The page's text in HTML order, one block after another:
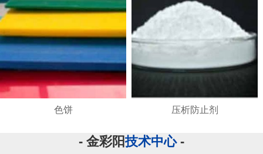
色饼 压析防止剂
- 金彩阳技术中心-